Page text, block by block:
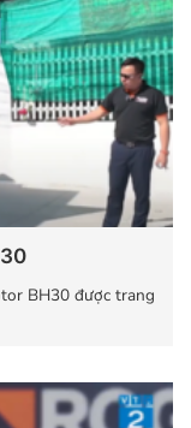
BH30 được trang